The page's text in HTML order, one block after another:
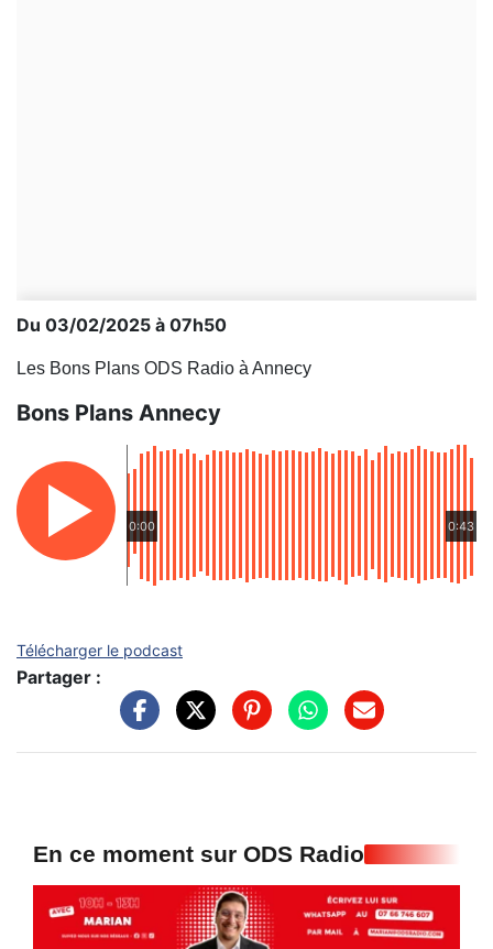
Du 03/02/2025 à 07h50
Les Bons Plans ODS Radio à Annecy
Bons Plans Annecy
0:00 0:43
Télécharger le podcast
Partager :
En ce moment sur ODS Radio